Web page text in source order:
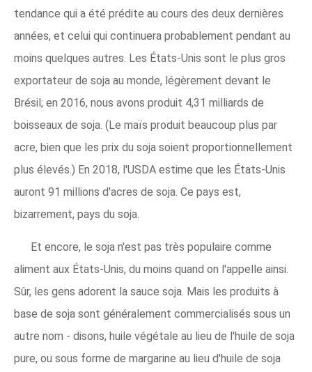
tendance qui a été prédite au cours des deux dernières
années, et celui qui continuera probablement pendant au
moins quelques autres. Les États-Unis sont le plus gros
exportateur de soja au monde, légèrement devant le
Brésil; en 2016, nous avons produit 4,31 milliards de
boisseaux de soja. (Le maïs produit beaucoup plus par
acre, bien que les prix du soja soient proportionnellement
plus élevés.) En 2018, l'USDA estime que les États-Unis
auront 91 millions d'acres de soja. Ce pays est,
bizarrement, pays du soja.
Et encore, le soja n'est pas très populaire comme
aliment aux États-Unis, du moins quand on l'appelle ainsi.
Sûr, les gens adorent la sauce soja. Mais les produits à
base de soja sont généralement commercialisés sous un
autre nom - disons, huile végétale au lieu de l'huile de soja
pure, ou sous forme de margarine au lieu d'huile de soja